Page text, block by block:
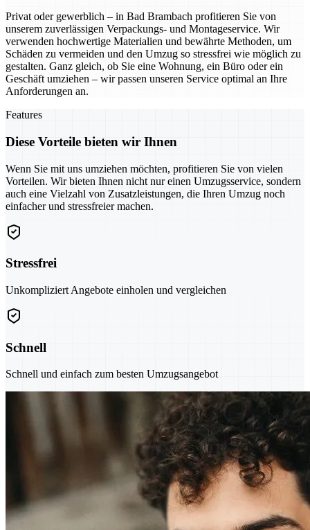
Privat oder gewerblich – in Bad Brambach profitieren Sie von
unserem zuverlässigen Verpackungs- und Montageservice. Wir
verwenden hochwertige Materialien und bewährte Methoden, um
Schäden zu vermeiden und den Umzug so stressfrei wie möglich zu
gestalten. Ganz gleich, ob Sie eine Wohnung, ein Büro oder ein
Geschäft umziehen – wir passen unseren Service optimal an Ihre
Anforderungen an.
Features
Diese Vorteile bieten wir Ihnen
Wenn Sie mit uns umziehen möchten, profitieren Sie von vielen
Vorteilen. Wir bieten Ihnen nicht nur einen Umzugsservice, sondern
auch eine Vielzahl von Zusatzleistungen, die Ihren Umzug noch
einfacher und stressfreier machen.
Stressfrei
Unkompliziert Angebote einholen und vergleichen
Schnell
Schnell und einfach zum besten Umzugsangebot